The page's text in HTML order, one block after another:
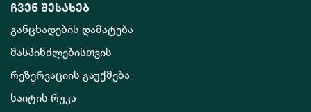
ჩვენ შესახებ
განცხადების დამატება
მასპინძლებისთვის
რეზერვაციის გაუქმება
საიტის რუკა